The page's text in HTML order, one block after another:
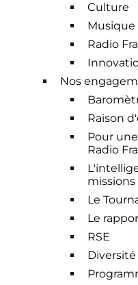
Culture
Musique
Radio
Nos
Raison
Pour
Radio
missions
Le
Le
RSE